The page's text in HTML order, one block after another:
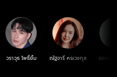
องก่อนที่จะสายเกินไป!
วราวุธ โพธิ์ยิ้ม ณัฐจารี หรเวชกุล อองตว